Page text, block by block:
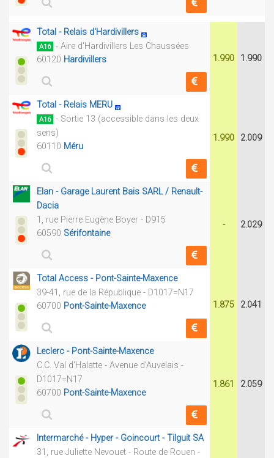
Total - Relais d'Hardivillers
A16 - Aire d'Hardivillers Les Chaussées
60120 Hardivillers 1.990 1.990
Total - Relais MERU
A16 - Sortie 13 (accessible dans les deux
sens)
60110 Méru
1.990 2.009
Elan - Garage Laurent Bais SARL / Renault-
Dacia
1, rue Pierre Eugène Boyer - D915
60590 Sérifontaine
- 2.029
Total Access - Pont-Sainte-Maxence
39-41, rue de la République - D1017=N17
60700 Pont-Sainte-Maxence 1.875 2.041
Leclerc - Pont-Sainte-Maxence
C.C. Val d'Halatte - Avenue d'Auvelais -
D1017=N17
60700 Pont-Sainte-Maxence
1.861 2.059
Intermarché - Hyper - Goincourt - Tilguit SA
31, rue Juliette Nevouet - Route de Rouen -